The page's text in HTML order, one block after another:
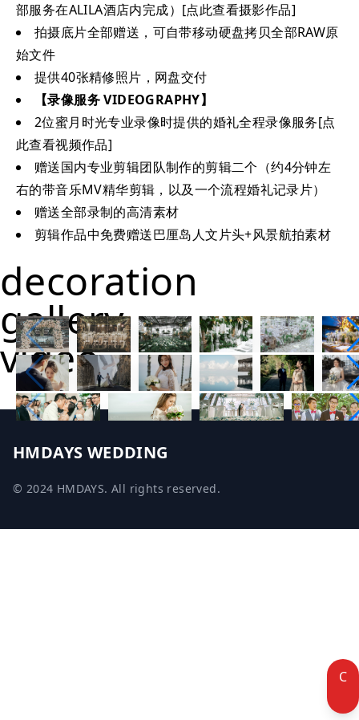
部服务在ALILA酒店内完成）[点此查看摄影作品]
拍摄底片全部赠送，可自带移动硬盘拷贝全部RAW原
始文件
提供40张精修照片，网盘交付
【录像服务 VIDEOGRAPHY】
2位蜜月时光专业录像时提供的婚礼全程录像服务[点
此查看视频作品]
赠送国内专业剪辑团队制作的剪辑二个（约4分钟左
右的带音乐MV精华剪辑，以及一个流程婚礼记录片）
赠送全部录制的高清素材
剪辑作品中免费赠送巴厘岛人文片头+风景航拍素材
decoration
gallery
video
HMDAYS WEDDING
© 2024 HMDAYS. All rights reserved.
C